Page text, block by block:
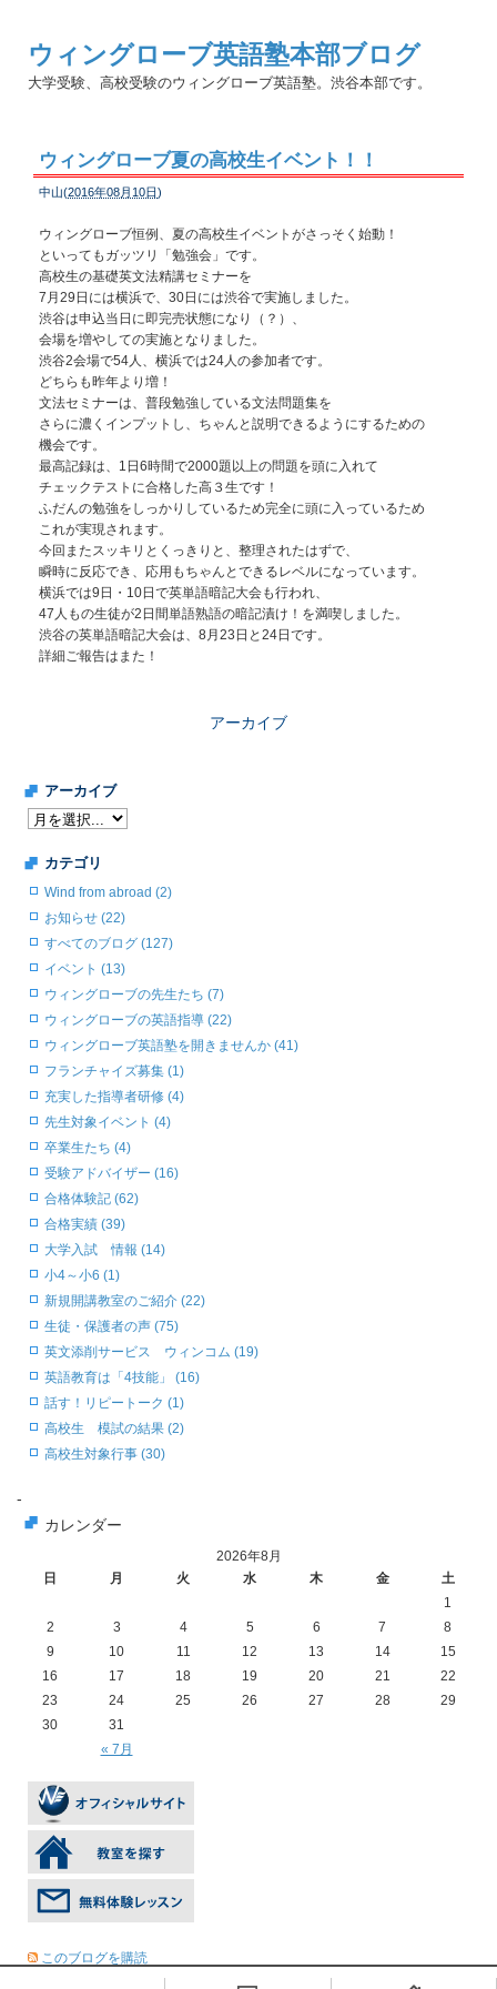
ウィングローブ英語塾本部ブログ
大学受験、高校受験のウィングローブ英語塾。渋谷本部です。
ウィングローブ夏の高校生イベント！！
中山(2016年08月10日)
ウィングローブ恒例、夏の高校生イベントがさっそく始動！
といってもガッツリ「勉強会」です。
高校生の基礎英文法精講セミナーを
7月29日には横浜で、30日には渋谷で実施しました。
渋谷は申込当日に即完売状態になり（？）、
会場を増やしての実施となりました。
渋谷2会場で54人、横浜では24人の参加者です。
どちらも昨年より増！
文法セミナーは、普段勉強している文法問題集を
さらに濃くインプットし、ちゃんと説明できるようにするための
機会です。
最高記録は、1日6時間で2000題以上の問題を頭に入れて
チェックテストに合格した高３生です！
ふだんの勉強をしっかりしているため完全に頭に入っているため
これが実現されます。
今回またスッキリとくっきりと、整理されたはずで、
瞬時に反応でき、応用もちゃんとできるレベルになっています。
横浜では9日・10日で英単語暗記大会も行われ、
47人もの生徒が2日間単語熟語の暗記漬け！を満喫しました。
渋谷の英単語暗記大会は、8月23日と24日です。
詳細ご報告はまた！
アーカイブ
アーカイブ
カテゴリ
Wind from abroad (2)
お知らせ (22)
すべてのブログ (127)
イベント (13)
ウィングローブの先生たち (7)
ウィングローブの英語指導 (22)
ウィングローブ英語塾を開きませんか (41)
フランチャイズ募集 (1)
充実した指導者研修 (4)
先生対象イベント (4)
卒業生たち (4)
受験アドバイザー (16)
合格体験記 (62)
合格実績 (39)
大学入試 情報 (14)
小4～小6 (1)
新規開講教室のご紹介 (22)
生徒・保護者の声 (75)
英文添削サービス ウィンコム (19)
英語教育は「4技能」 (16)
話す！リピートーク (1)
高校生 模試の結果 (2)
高校生対象行事 (30)
-
カレンダー
2026年8月
日
月 火 水 木 金 土
« 7月
1
2
3 4 5 6 7
8
9
10 11 12 13 14
15
16
17 18 19 20 21
22
23
24 25 26 27 28
29
30
31
このブログを購読